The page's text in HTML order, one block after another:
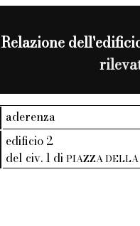
Relazione
aderenza
edificio 2
del civ. 1 diPIAZZA DELLA